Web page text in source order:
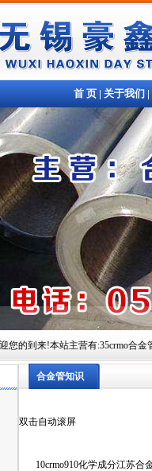
首 页 | 关于我们 |
的到来!本站主营有:35crmo合金
合金管知识
双击自动滚屏
10crmo910化学成分江苏合